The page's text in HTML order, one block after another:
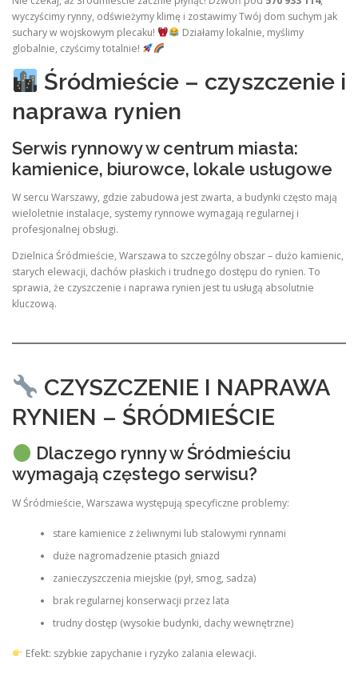
wyczyścimy rynny, odświeżymy klimę i zostawimy Twój dom suchym jak
suchary w wojskowym plecaku!
Działamy lokalnie, myślimy
globalnie, czyścimy totalnie!
Śródmieście – czyszczenie i
naprawa rynien
Serwis rynnowy w centrum miasta:
kamienice, biurowce, lokale usługowe
W sercu Warszawy, gdzie zabudowa jest zwarta, a budynki często mają
wieloletnie instalacje, systemy rynnowe wymagają regularnej i
profesjonalnej obsługi.
Dzielnica Śródmieście, Warszawa to szczególny obszar – dużo kamienic,
starych elewacji, dachów płaskich i trudnego dostępu do rynien. To
sprawia, że czyszczenie i naprawa rynien jest tu usługą absolutnie
kluczową.
CZYSZCZENIE I NAPRAWA
RYNIEN – ŚRÓDMIEŚCIE
Dlaczego rynny w Śródmieściu
wymagają częstego serwisu?
W Śródmieście, Warszawa występują specyficzne problemy:
stare kamienice z żeliwnymi lub stalowymi rynnami
duże nagromadzenie ptasich gniazd
zanieczyszczenia miejskie (pył, smog, sadza)
brak regularnej konserwacji przez lata
trudny dostęp (wysokie budynki, dachy wewnętrzne)
Efekt: szybkie zapychanie i ryzyko zalania elewacji.